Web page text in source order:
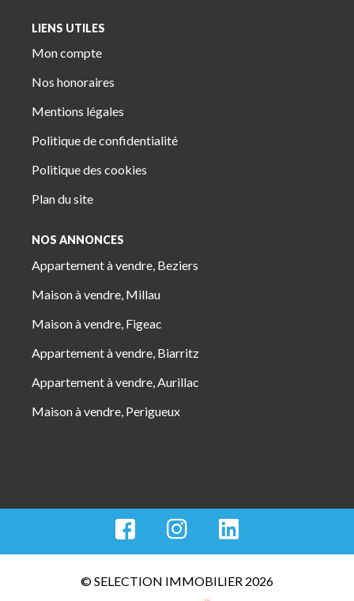
LIENS UTILES
Mon compte
Nos honoraires
Mentions légales
Politique de confidentialité
Politique des cookies
Plan du site
NOS ANNONCES
Appartement à vendre, Beziers
Maison à vendre, Millau
Maison à vendre, Figeac
Appartement à vendre, Biarritz
Appartement à vendre, Aurillac
Maison à vendre, Perigueux
© SELECTION IMMOBILIER 2026